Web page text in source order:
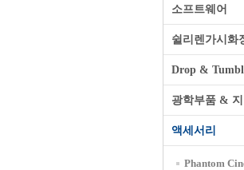
소프트웨어
쉴리렌가시화
Drop &
광학부품 &
액세서리
Phantom